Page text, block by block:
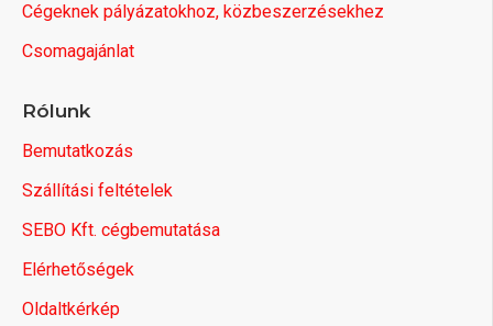
Cégeknek pályázatokhoz, közbeszerzésekhez
Csomagajánlat
Rólunk
Bemutatkozás
Szállítási feltételek
SEBO Kft. cégbemutatása
Elérhetőségek
Oldaltkérkép